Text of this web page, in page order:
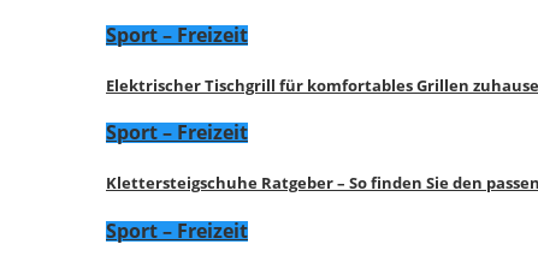
Sport – Freizeit
Elektrischer Tischgrill für komfortables Grillen
Sport – Freizeit
Klettersteigschuhe Ratgeber – So finden Sie den
Sport – Freizeit